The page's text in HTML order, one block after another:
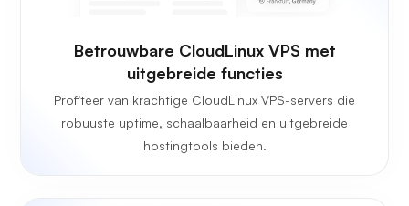
Betrouwbare CloudLinux VPS met
uitgebreide functies
Profiteer van krachtige CloudLinux VPS-servers die
robuuste uptime, schaalbaarheid en uitgebreide
hostingtools bieden.